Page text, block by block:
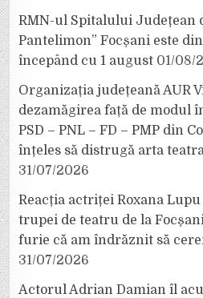
RMN-ul Spitalului Județean
Pantelimon” Focșani este
începând cu 1 august 01/08/
Organizația județeană AUR
dezamăgirea față de modul
PSD – PNL – FD – PMP din
înțeles să distrugă arta
31/07/2026
Reacția actriței Roxana
trupei de teatru de la
furie că am îndrăznit să
31/07/2026
Actorul Adrian Damian îl